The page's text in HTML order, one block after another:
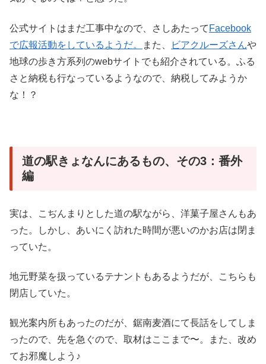
公式サイトはまだ工事中なので、さしあたって Facebook
で広報活動をしているようだ。
また、 ビアクルーズさんや
地球の歩き方系列のwebサイトでも紹介されている。ふる
さと納税も行なっているようなので、納税してみようか
な！？
道の駅きょなんにあるもの、その3：番外
編
実は、こぢんまりとした道の駅ながら、洋菓子屋さんもあ
った。しかし、あいにく訪れた時間が悪いのかお店は閉ま
っていた。
地元野菜を扱っているテナントもあるようだが、こちらも
閉店していた。
観光案内所もあったのだが、鋸南麦酒にて長話をしてしま
ったので、先を急ぐので、取材はここまで〜。また、改め
てお邪魔しよう♪